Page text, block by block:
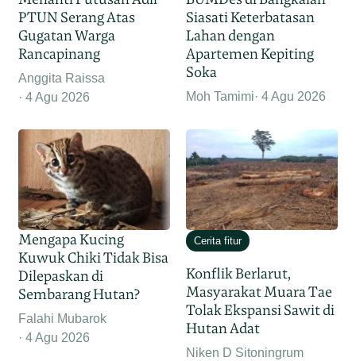
PTUN Serang Atas
Gugatan Warga
Rancapinang
Anggita Raissa
4 Agu 2026
Siasati Keterbatasan
Lahan dengan
Apartemen Kepiting
Soka
Moh Tamimi 4 Agu 2026
Mengapa Kucing
Kuwuk Chiki Tidak Bisa
Dilepaskan di
Sembarang Hutan?
Falahi Mubarok
4 Agu 2026
Cerita fitur
Konflik Berlarut,
Masyarakat Muara Tae
Tolak Ekspansi Sawit di
Hutan Adat
Niken D Sitoningrum